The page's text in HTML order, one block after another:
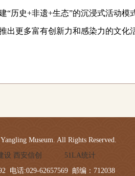
“历史+非遗+生态”的沉浸式活动模
出更多富有创新力和感染力的文化
Museum. All Rights Reserved.
设 西安信创
51LA统计
电话:029-62657569 邮编：712038